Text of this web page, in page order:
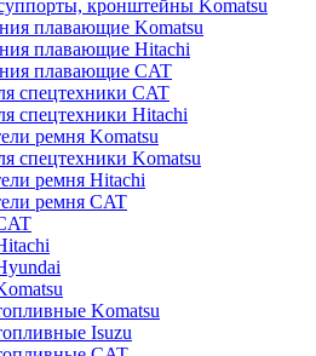
кронштейны Komatsu
плавающие Komatsu
плавающие Hitachi
плавающие CAT
спецтехники CAT
спецтехники Hitachi
ремня Komatsu
спецтехники Komatsu
ремня Hitachi
ремня CAT
Komatsu
Isuzu